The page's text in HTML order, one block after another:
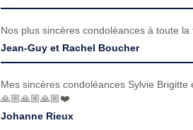
Nos plus sincères condoléances à toute la
Jean-Guy et Rachel Boucher
Mes sincères condoléances Sylvie
🙏🏼🙏🏼🙏🏼❤️
Johanne Rieux